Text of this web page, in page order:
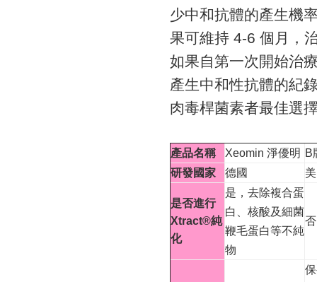
少中和抗體的產生機
果可維持 4-6 個月，
如果自第一次開始治
產生中和性抗體的紀
肉毒桿菌素者最佳選
產品名稱 Xeomin 淨優明 B
研發國家
德國
是否進行
Xtract®純
化
是，去除複合蛋
白、核酸及細菌
鞭毛蛋白等不純
物
否